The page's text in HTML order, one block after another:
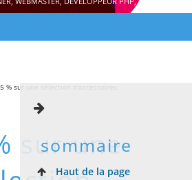
% sur une sélection d'accessoires
sur une
sommaire
Haut de la page